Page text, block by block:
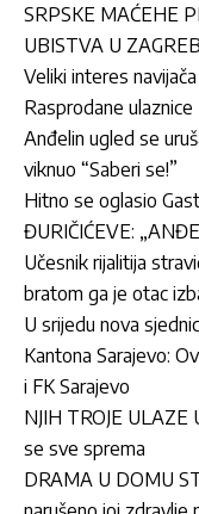
SRPSKE MAĆEHE
UBISTVA U
Veliki interes
Rasprodane ulaznice
Anđelin ugled se
viknuo “Saberi se!”
Hitno se oglasio
ĐURIČIĆEVE:
Učesnik rijalitija
bratom ga je otac
U srijedu nova
Kantona Sarajevo:
i FK Sarajevo
NJIH TROJE
se sve sprema
DRAMA U DOMU